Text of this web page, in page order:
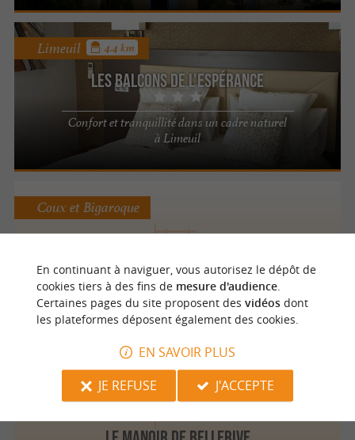
Les Balcons de l'Espérance
Confort et tranquillité dans un cadre naturel
à Limeuil
Limeuil 4.4 km
Hôtel Restaurant Le Petit Chaperon Rouge
Coux et Bigaroque
Le Buisson de Cadouin 1.8 km
En continuant à naviguer, vous autorisez le dépôt de
cookies tiers à des fins de mesure d'audience.
Certaines pages du site proposent des vidéosdont
les plateformes déposent également des cookies.
EN SAVOIR PLUS
JE REFUSE
J'ACCEPTE